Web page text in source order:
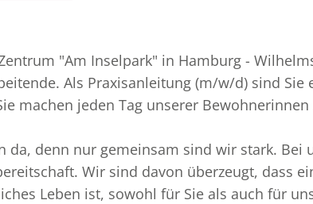
"Am Inselpark" in Hamburg -
Als Praxisanleitung (m/w/d) sind Sie
machen jeden Tag unserer
da, denn nur gemeinsam sind wir stark. Bei
Wir sind davon überzeugt, dass
Leben ist, sowohl für Sie als auch für